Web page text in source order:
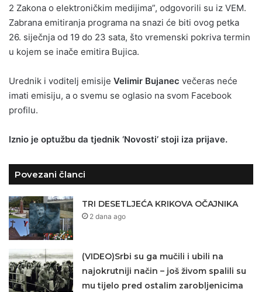
2 Zakona o elektroničkim medijima”, odgovorili su iz VEM.
Zabrana emitiranja programa na snazi će biti ovog petka
26. siječnja od 19 do 23 sata, što vremenski pokriva termin
u kojem se inače emitira Bujica.
Urednik i voditelj emisije Velimir Bujanec večeras neće
imati emisiju, a o svemu se oglasio na svom Facebook
profilu.
Iznio je optužbu da tjednik ‘Novosti’ stoji iza prijave.
Povezani članci
TRI DESETLJEĆA KRIKOVA OČAJNIKA
2 dana ago
(VIDEO)Srbi su ga mučili i ubili na
najokrutniji način – još živom spalili su
mu tijelo pred ostalim zarobljenicima